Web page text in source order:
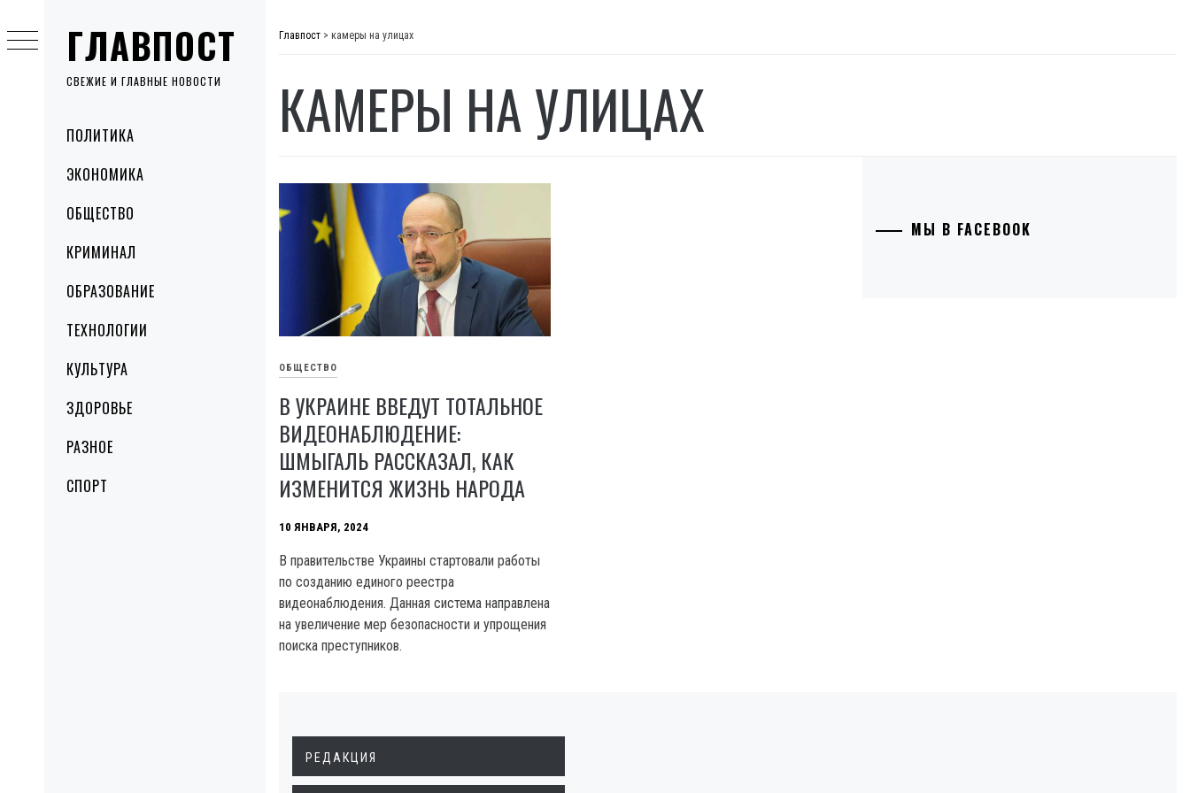
ГЛАВПОСТ
СВЕЖИЕ И ГЛАВНЫЕ НОВОСТИ
MenuПОЛИТИКА
ЭКОНОМИКА
ОБЩЕСТВО
КРИМИНАЛ
ОБРАЗОВАНИЕ
ТЕХНОЛОГИИ
КУЛЬТУРА
ЗДОРОВЬЕ
РАЗНОЕ
СПОРТ
to
content
Главпост > камеры на улицах
КАМЕРЫ НА УЛИЦАХ
ОБЩЕСТВО
В УКРАИНЕ ВВЕДУТ ТОТАЛЬНОЕ
ВИДЕОНАБЛЮДЕНИЕ:
ШМЫГАЛЬ РАССКАЗАЛ, КАК
ИЗМЕНИТСЯ ЖИЗНЬ НАРОДА
10 ЯНВАРЯ, 2024
В правительстве Украины стартовали работы
по созданию единого реестра
видеонаблюдения. Данная система направлена
на увеличение мер безопасности и упрощения
поиска преступников.
МЫ В FACEBOOK
РЕДАКЦИЯ